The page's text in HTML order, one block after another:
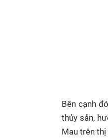
Bên cạnh
thủy sản,
Mau trên